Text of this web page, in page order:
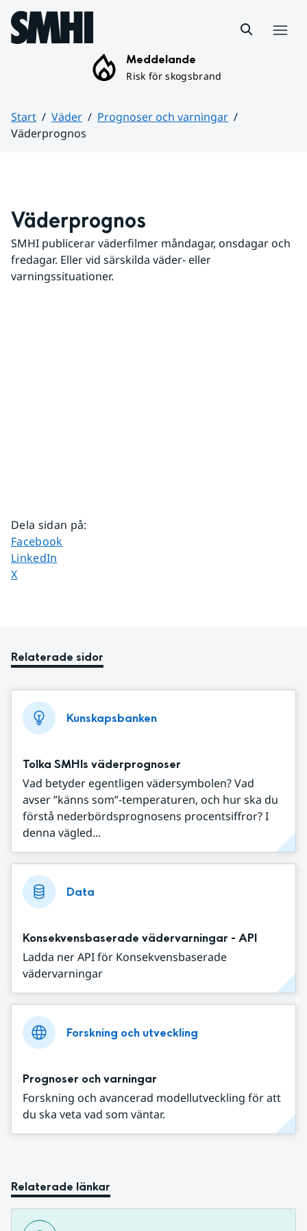
Hoppa till sidans innehåll
Meddelande
Risk för skogsbrand
Start Väder
Prognoser och varningar
Väderprognos
Väderprognos
SMHI publicerar väderfilmer måndagar, onsdagar och
fredagar. Eller vid särskilda väder- eller
varningssituationer.
Dela sidan på:
Dela sidan på
Facebook
Dela sidan på
LinkedIn
Dela sidan på
X
Relaterade sidor
Kunskapsbanken
Tolka SMHIs väderprognoser
Vad betyder egentligen vädersymbolen? Vad
avser ”känns som”-temperaturen, och hur ska du
förstå nederbördsprognosens procentsiffror? I
denna vägled...
Data
Konsekvensbaserade vädervarningar - API
Ladda ner API för Konsekvensbaserade
vädervarningar
Forskning och utveckling
Prognoser och varningar
Forskning och avancerad modellutveckling för att
du ska veta vad som väntar.
Relaterade länkar